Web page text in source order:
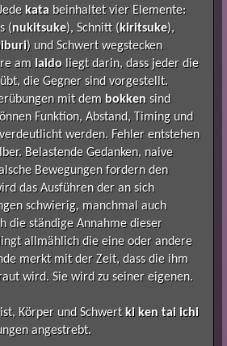
kata beinhaltet vier Elemente:
(nukitsuke), Schnitt (kiritsuke),
) und Schwert wegstecken
am Iaido liegt darin, dass jeder die
die Gegner sind vorgestellt.
mit dem bokken sind
Funktion, Abstand, Timing und
verdeutlicht werden. Fehler entstehen
Belastende Gedanken, naive
Bewegungen fordern den
das Ausführen der an sich
schwierig, manchmal auch
die ständige Annahme dieser
allmählich die eine oder andere
merkt mit der Zeit, dass die ihm
wird. Sie wird zu seiner eigenen.
Körper und Schwert ki ken tai ichi
angestrebt.